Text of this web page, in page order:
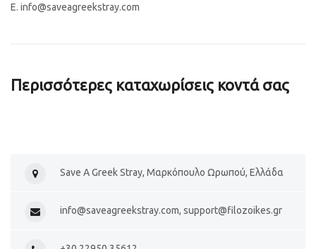
Ε. info@saveagreekstray.com
Περισσότερες καταχωρίσεις κοντά σας
Save A Greek Stray, Μαρκόπουλο Ωρωπού, Ελλάδα
info@saveagreekstray.com, support@filozoikes.gr